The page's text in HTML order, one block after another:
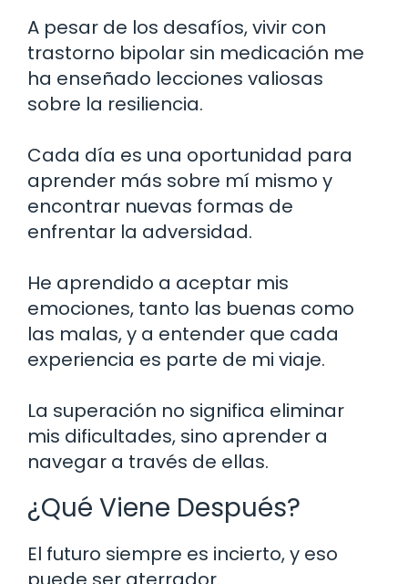
A pesar de los desafíos, vivir con
trastorno bipolar sin medicación me
ha enseñado lecciones valiosas
sobre la resiliencia.
Cada día es una oportunidad para
aprender más sobre mí mismo y
encontrar nuevas formas de
enfrentar la adversidad.
He aprendido a aceptar mis
emociones, tanto las buenas como
las malas, y a entender que cada
experiencia es parte de mi viaje.
La superación no significa eliminar
mis dificultades, sino aprender a
navegar a través de ellas.
¿Qué Viene Después?
El futuro siempre es incierto, y eso